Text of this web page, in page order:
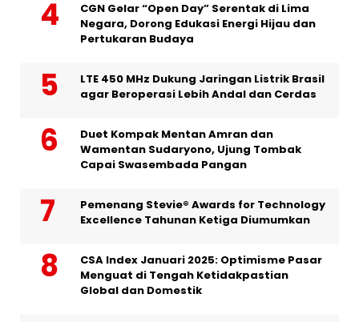
CGN Gelar “Open Day” Serentak di Lima
Negara, Dorong Edukasi Energi Hijau dan
Pertukaran Budaya
LTE 450 MHz Dukung Jaringan Listrik Brasil
agar Beroperasi Lebih Andal dan Cerdas
Duet Kompak Mentan Amran dan
Wamentan Sudaryono, Ujung Tombak
Capai Swasembada Pangan
Pemenang Stevie® Awards for Technology
Excellence Tahunan Ketiga Diumumkan
CSA Index Januari 2025: Optimisme Pasar
Menguat di Tengah Ketidakpastian
Global dan Domestik